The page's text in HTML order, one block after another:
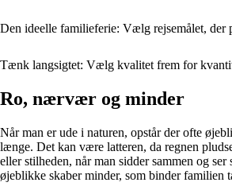
Den ideelle familieferie: Vælg rejsemålet, der
Tænk langsigtet: Vælg kvalitet frem for
Ro, nærvær og minder
Når man er ude i naturen, opstår der ofte
længe. Det kan være latteren, da regnen
eller stilheden, når man sidder sammen og ser
øjeblikke skaber minder, som binder familien